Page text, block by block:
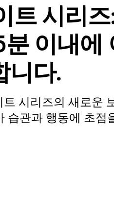
트 시리
이내에
니다.
시리즈의 새로운
습관과 행동에 초점